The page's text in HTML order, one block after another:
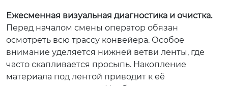
Ежесменная визуальная диагностика и очистка.
Перед началом смены оператор обязан
осмотреть всю трассу конвейера. Особое
внимание уделяется нижней ветви ленты, где
часто скапливается просыпь. Накопление
материала под лентой приводит к её